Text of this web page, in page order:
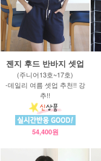
젠지 후드 반바지 셋업
(주니어13호~17호)
-데일리 여름 셋업 추천!! 강
추!!
54,400원